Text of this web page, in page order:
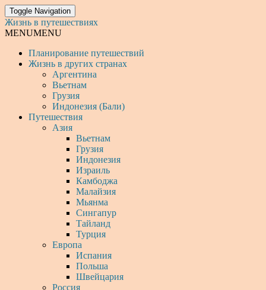
Toggle Navigation
Жизнь в путешествиях
MENUMENU
Планирование путешествий
Жизнь в других странах
Аргентина
Вьетнам
Грузия
Индонезия (Бали)
Путешествия
Азия
Вьетнам
Грузия
Индонезия
Израиль
Камбоджа
Малайзия
Мьянма
Сингапур
Тайланд
Турция
Европа
Испания
Польша
Швейцария
Россия